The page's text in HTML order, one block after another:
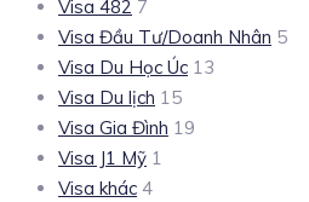
Visa 482 7
Visa Đầu Tư/Doanh Nhân 5
Visa Du Học Úc 13
Visa Du lịch 15
Visa Gia Đình 19
Visa J1 Mỹ 1
Visa khác 4